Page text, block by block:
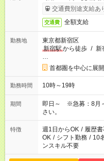
交通費別途支給あ
交通費 全額支給
勤務地
東京都新宿区
新宿駅から徒歩 / 新
…
首都圏を中心に展
勤務時間 10時～19時
期間
即日～ ※急募：8月
さい。
特徴 週1日からOK / 履歴
OK / シフト勤務 / 10
ンスキル不要